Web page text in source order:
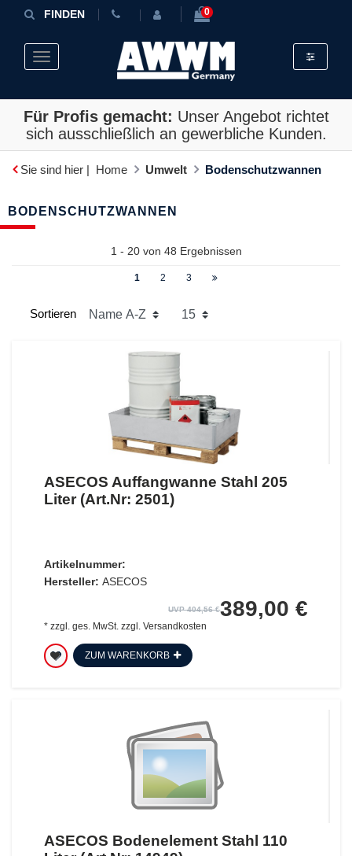
FINDEN 0
Toggle navigation Toggle
Für Profis gemacht: Unser Angebot richtet
sich ausschließlich an gewerbliche Kunden.
Sie sind hier | Home Umwelt Bodenschutzwannen
BODENSCHUTZWANNEN
1 - 20 von 48 Ergebnissen
1 2 3
Sortieren
ASECOS Auffangwanne Stahl 205
Liter (Art.Nr: 2501)
Artikelnummer:
Hersteller: ASECOS
UVP 404,56 €389,00 €
* zzgl. ges. MwSt.zzgl. Versandkosten
ZUM WARENKORB
ASECOS Bodenelement Stahl 110